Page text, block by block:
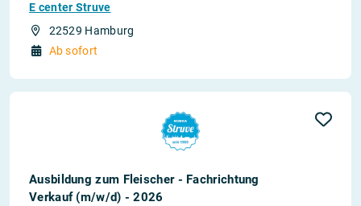
E center Struve
22529 Hamburg
Ab sofort
Ausbildung zum Fleischer - Fachrichtung
Verkauf (m/w/d) - 2026